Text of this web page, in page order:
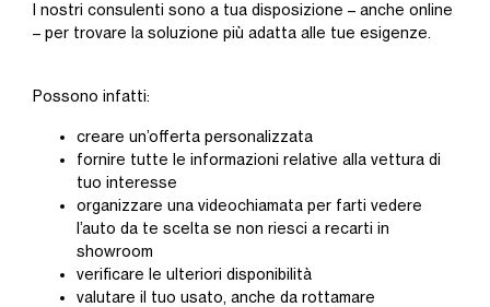
I nostri consulenti sono a tua disposizione – anche online
– per trovare la soluzione più adatta alle tue esigenze.
Possono infatti:
creare un’offerta personalizzata
fornire tutte le informazioni relative alla vettura di
tuo interesse
organizzare una videochiamata per farti vedere
l’auto da te scelta se non riesci a recarti in
showroom
verificare le ulteriori disponibilità
valutare il tuo usato, anche da rottamare